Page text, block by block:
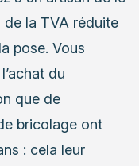
de la TVA réduite
pose. Vous
du
que de
bricolage ont
: cela leur